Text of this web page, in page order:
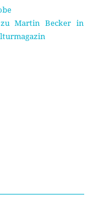
Martin Becker in